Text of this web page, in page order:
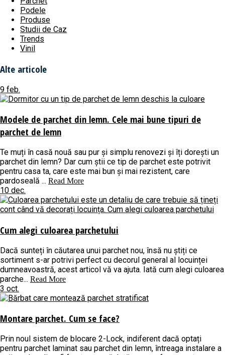
Podele
Produse
Studii de Caz
Trends
Vinil
Alte articole
9 feb.
Modele de parchet din lemn. Cele mai bune tipuri de
parchet de lemn
Te muți în casă nouă sau pur și simplu renovezi și îți dorești un
parchet din lemn? Dar cum știi ce tip de parchet este potrivit
pentru casa ta, care este mai bun și mai rezistent, care
pardoseală ... Read More
10 dec.
Cum alegi culoarea parchetului
Dacă sunteți în căutarea unui parchet nou, însă nu știți ce
sortiment s-ar potrivi perfect cu decorul general al locuinței
dumneavoastră, acest articol vă va ajuta. Iată cum alegi culoarea
parche... Read More
3 oct.
Montare parchet. Cum se face?
Prin noul sistem de blocare 2-Lock, indiferent dacă optați
pentru parchet laminat sau parchet din lemn, întreaga instalare a